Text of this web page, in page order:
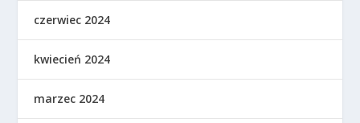
czerwiec 2024
kwiecień 2024
marzec 2024